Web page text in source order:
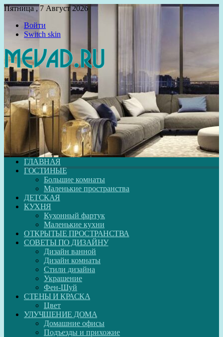
Пятница , 7 Август 2026
Войти
Switch skin
ГЛАВНАЯ
ГОСТИНЫЕ
Большие комнаты
Маленькие пространства
ДЕТСКАЯ
КУХНЯ
Кухонный фартук
Маленькие кухни
ОТКРЫТЫЕ ПРОСТРАНСТВА
СОВЕТЫ ПО ДИЗАЙНУ
Дизайн ванной
Дизайн комнаты
Стили дизайна
Украшение
Фен-Шуй
СТЕНЫ И КРАСКА
Цвет
УЛУЧШЕНИЕ ДОМА
Домашние офисы
Подъезды и прихожие